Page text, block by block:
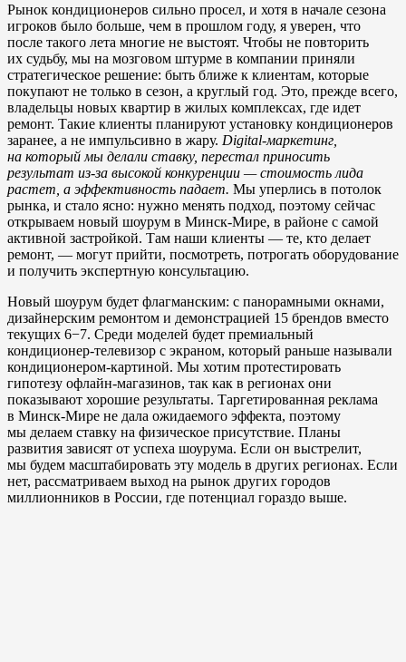
Рынок кондиционеров сильно просел, и хотя в начале сезона
игроков было больше, чем в прошлом году, я уверен, что
после такого лета многие не выстоят. Чтобы не повторить
их судьбу, мы на мозговом штурме в компании приняли
стратегическое решение: быть ближе к клиентам, которые
покупают не только в сезон, а круглый год. Это, прежде всего,
владельцы новых квартир в жилых комплексах, где идет
ремонт. Такие клиенты планируют установку кондиционеров
заранее, а не импульсивно в жару. Digital-маркетинг,
на который мы делали ставку, перестал приносить
результат из-за высокой конкуренции — стоимость лида
растет, а эффективность падает. Мы уперлись в потолок
рынка, и стало ясно: нужно менять подход, поэтому сейчас
открываем новый шоурум в Минск-Мире, в районе с самой
активной застройкой. Там наши клиенты — те, кто делает
ремонт, — могут прийти, посмотреть, потрогать оборудование
и получить экспертную консультацию.
Новый шоурум будет флагманским: с панорамными окнами,
дизайнерским ремонтом и демонстрацией 15 брендов вместо
текущих 6−7. Среди моделей будет премиальный
кондиционер-телевизор с экраном, который раньше называли
кондиционером-картиной. Мы хотим протестировать
гипотезу офлайн-магазинов, так как в регионах они
показывают хорошие результаты. Таргетированная реклама
в Минск-Мире не дала ожидаемого эффекта, поэтому
мы делаем ставку на физическое присутствие. Планы
развития зависят от успеха шоурума. Если он выстрелит,
мы будем масштабировать эту модель в других регионах. Если
нет, рассматриваем выход на рынок других городов
миллионников в России, где потенциал гораздо выше.